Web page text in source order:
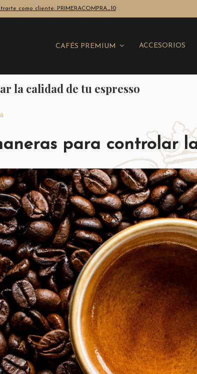
como cliente: PRIMERACOMPRA_10
CAFÉS PREMIUM ACCESORIOS
la calidad de tu espresso
para controlar